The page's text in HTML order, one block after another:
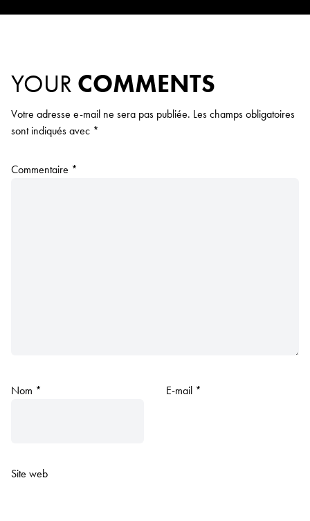
YOUR COMMENTS
Votre adresse e-mail ne sera pas publiée. Les champs obligatoires
sont indiqués avec *
Commentaire *
Nom * E-mail *
Site web